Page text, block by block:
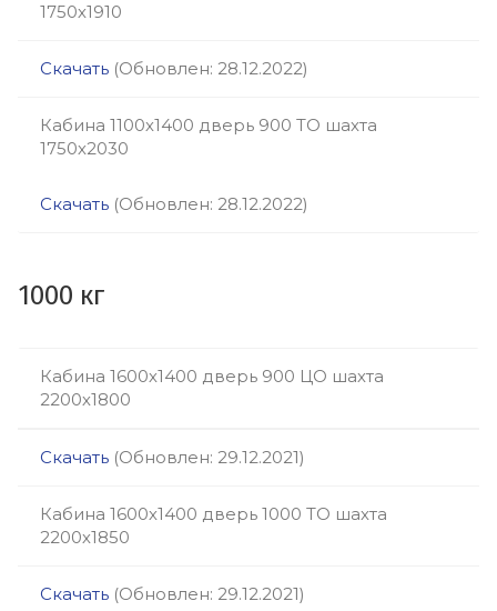
1750х1910
Скачать (Обновлен: 28.12.2022)
Кабина 1100х1400 дверь 900 ТО шахта
1750х2030
Скачать (Обновлен: 28.12.2022)
1000 кг
Кабина 1600х1400 дверь 900 ЦО шахта
2200х1800
Скачать (Обновлен: 29.12.2021)
Кабина 1600х1400 дверь 1000 ТО шахта
2200х1850
Скачать (Обновлен: 29.12.2021)